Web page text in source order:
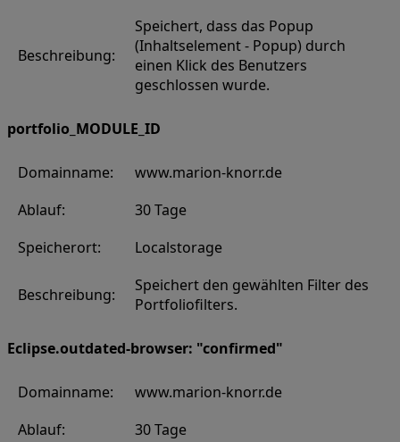
Beschreibung:
Speichert, dass das Popup
(Inhaltselement - Popup) durch
einen Klick des Benutzers
geschlossen wurde.
portfolio_MODULE_ID
Domainname:
www.marion-knorr.de
Ablauf:
30 Tage
Speicherort:
Localstorage
Beschreibung:
Speichert den gewählten Filter des
Portfoliofilters.
Eclipse.outdated-browser: "confirmed"
Domainname:
www.marion-knorr.de
Ablauf:
30 Tage